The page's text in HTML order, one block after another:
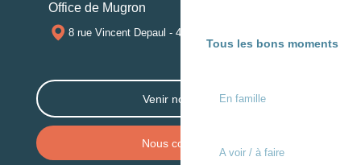
Tous les bons moments
En famille
A voir / à faire
Office de Mugron
8 rue Vincent Depaul - 40250 MUGRON
Venir nous voir
Nous contacter